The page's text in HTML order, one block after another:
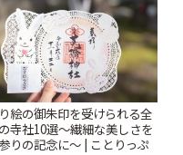
絵の御朱印を受けられる全
寺社10選〜繊細な美しさを
りの記念に〜 | ことりっぷ